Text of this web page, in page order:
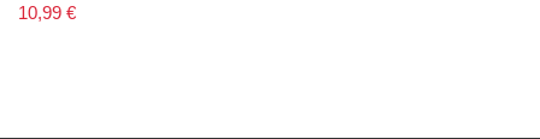
10,99 €